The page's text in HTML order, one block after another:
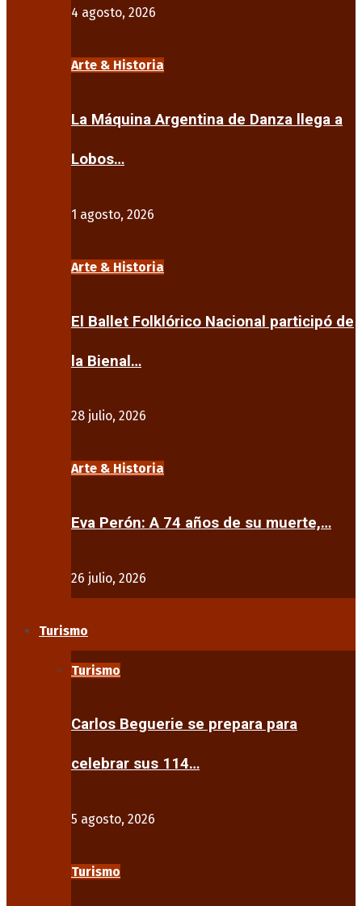
4 agosto, 2026
Arte & Historia
La Máquina Argentina de Danza llega a
Lobos…
1 agosto, 2026
Arte & Historia
El Ballet Folklórico Nacional participó de
la Bienal…
28 julio, 2026
Arte & Historia
Eva Perón: A 74 años de su muerte,…
26 julio, 2026
Turismo
Turismo
Carlos Beguerie se prepara para
celebrar sus 114…
5 agosto, 2026
Turismo